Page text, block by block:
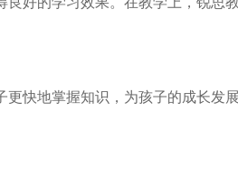
地掌握知识，为孩子的成长发